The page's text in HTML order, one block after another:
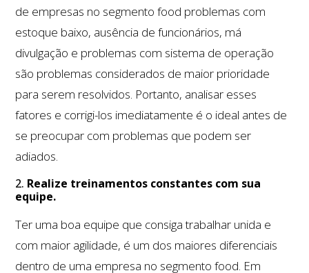
de empresas no segmento food problemas com
estoque baixo, ausência de funcionários, má
divulgação e problemas com sistema de operação
são problemas considerados de maior prioridade
para serem resolvidos. Portanto, analisar esses
fatores e corrigi-los imediatamente é o ideal antes de
se preocupar com problemas que podem ser
adiados.
2. Realize treinamentos constantes com sua
equipe.
Ter uma boa equipe que consiga trabalhar unida e
com maior agilidade, é um dos maiores diferenciais
dentro de uma empresa no segmento food. Em